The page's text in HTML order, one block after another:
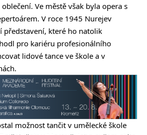
Ve městě však byla opera s
V roce 1945 Nurejev
představení, které ho natolik
pro kariéru profesionálního
lidové tance ve škole a v
možnost tančit v umělecké škole